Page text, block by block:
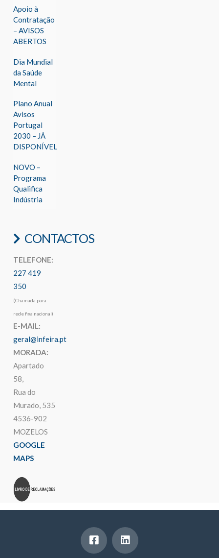
Apoio à
Contratação
– AVISOS
ABERTOS
Dia Mundial
da Saúde
Mental
Plano Anual
Avisos
Portugal
2030 – JÁ
DISPONÍVEL
NOVO –
Programa
Qualifica
Indústria
CONTACTOS
TELEFONE:
227 419
350
(Chamada para
rede fixa nacional)
E-MAIL:
geral@infeira.pt
MORADA:
Apartado
58,
Rua do
Murado, 535
4536-902
MOZELOS
GOOGLE
MAPS